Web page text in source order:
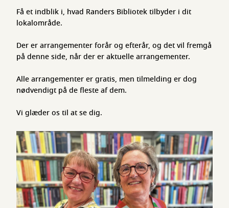
Få et indblik i, hvad Randers Bibliotek tilbyder i dit
lokalområde.
Der er arrangementer forår og efterår, og det vil fremgå
på denne side, når der er aktuelle arrangementer.
Alle arrangementer er gratis, men tilmelding er dog
nødvendigt på de fleste af dem.
Vi glæder os til at se dig.